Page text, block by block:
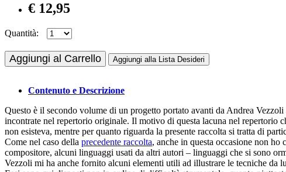
€ 12,95
Quantità:
Aggiungi al Carrello Aggiungi alla Lista Desideri
Contenuto e Descrizione
Questo è il secondo volume di un progetto portato avanti da Andrea
incontrate nel repertorio originale. Il motivo di questa lacuna nel repertorio
non esisteva, mentre per quanto riguarda la presente raccolta si tratta di
Come nel caso della precedente raccolta, anche in questa occasione non
compositore, alcuni linguaggi usati da altri autori – linguaggi che si sono
Vezzoli mi ha anche fornito alcuni elementi utili ad illustrare le tecniche da